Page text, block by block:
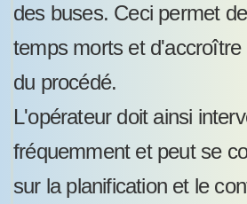
des buses. Ceci permet
temps morts et d'accroître
du procédé.
L'opérateur doit ainsi
fréquemment et peut se
sur la planification et le